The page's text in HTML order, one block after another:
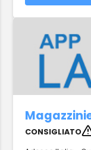
CONSIGLIATO